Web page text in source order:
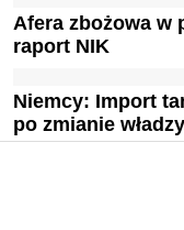
Afera zbożowa w
raport NIK
Niemcy: Import
po zmianie